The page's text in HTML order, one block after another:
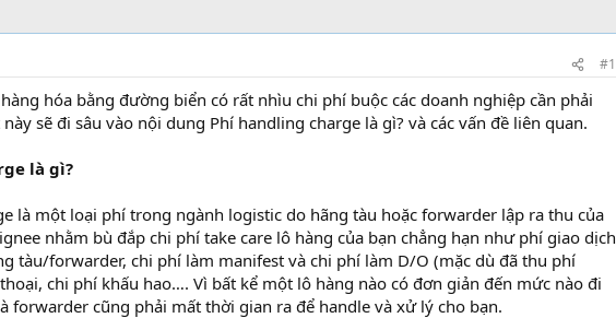
#1
hóa bằng đường biển có rất nhìu chi phí buộc các doanh nghiệp cần phải
sẽ đi sâu vào nội dung Phí handling charge là gì? và các vấn đề liên quan.
là gì?
là một loại phí trong ngành logistic do hãng tàu hoặc forwarder lập ra thu của
nhằm bù đắp chi phí take care lô hàng của bạn chẳng hạn như phí giao dịch
tàu/forwarder, chi phí làm manifest và chi phí làm D/O (mặc dù đã thu phí
chi phí khấu hao…. Vì bất kể một lô hàng nào có đơn giản đến mức nào đi
forwarder cũng phải mất thời gian ra để handle và xử lý cho bạn.